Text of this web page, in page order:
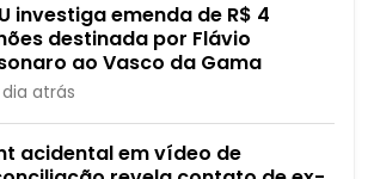
investiga emenda de R$ 4
destinada por Flávio
ao Vasco da Gama
dia atrás
acidental em vídeo de